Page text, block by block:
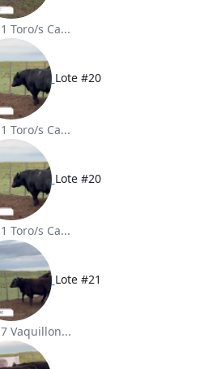
1 Toro/s Ca...
Lote #20
1 Toro/s Ca...
Lote #20
1 Toro/s Ca...
Lote #21
7 Vaquillon...